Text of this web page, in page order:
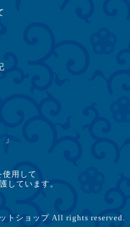
使用して
しています。
ショップ All rights reserved.